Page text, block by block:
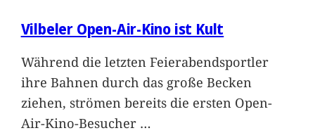
Vilbeler Open-Air-Kino ist Kult
Während die letzten Feierabendsportler
ihre Bahnen durch das große Becken
ziehen, strömen bereits die ersten Open-
Air-Kino-Besucher …